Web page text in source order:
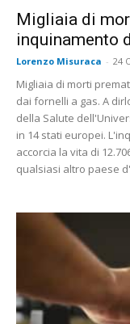
Migliaia di
inquinamento
Lorenzo Misuraca - 24
Migliaia di morti
dai fornelli a gas. A
della Salute
in 14 stati europei.
accorcia la vita di
qualsiasi altro paese